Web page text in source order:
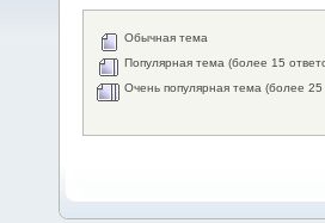
Обычная тема
Популярная тема (более 15
Очень популярная тема (более 25